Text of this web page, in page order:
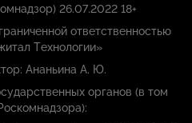
26.07.2022 18+
ответственностью
Технологии»
Ананьина А. Ю.
органов (в том